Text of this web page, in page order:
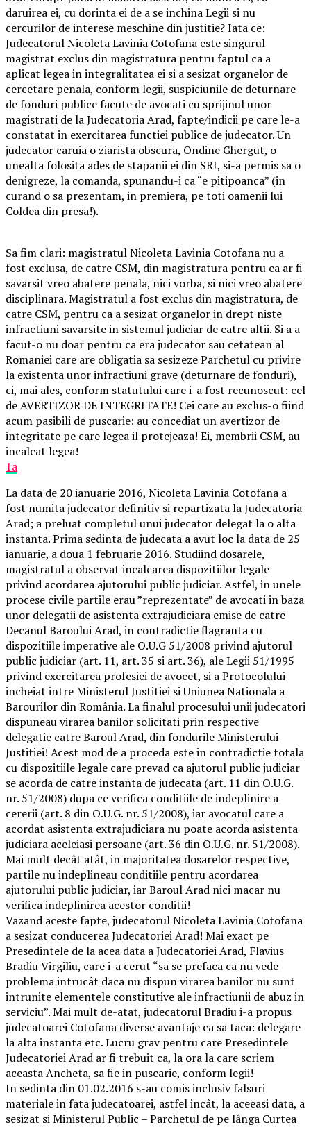
daruirea ei, cu dorinta ei de a se inchina Legii si nu
cercurilor de interese meschine din justitie? Iata ce:
Judecatorul Nicoleta Lavinia Cotofana este singurul
magistrat exclus din magistratura pentru faptul ca a
aplicat legea in integralitatea ei si a sesizat organelor de
cercetare penala, conform legii, suspiciunile de deturnare
de fonduri publice facute de avocati cu sprijinul unor
magistrati de la Judecatoria Arad, fapte/indicii pe care le-a
constatat in exercitarea functiei publice de judecator. Un
judecator caruia o ziarista obscura, Ondine Ghergut, o
unealta folosita ades de stapanii ei din SRI, si-a permis sa o
denigreze, la comanda, spunandu-i ca “e pitipoanca” (in
curand o sa prezentam, in premiera, pe toti oamenii lui
Coldea din presa!).
Sa fim clari: magistratul Nicoleta Lavinia Cotofana nu a
fost exclusa, de catre CSM, din magistratura pentru ca ar fi
savarsit vreo abatere penala, nici vorba, si nici vreo abatere
disciplinara. Magistratul a fost exclus din magistratura, de
catre CSM, pentru ca a sesizat organelor in drept niste
infractiuni savarsite in sistemul judiciar de catre altii. Si a a
facut-o nu doar pentru ca era judecator sau cetatean al
Romaniei care are obligatia sa sesizeze Parchetul cu privire
la existenta unor infractiuni grave (deturnare de fonduri),
ci, mai ales, conform statutului care i-a fost recunoscut: cel
de AVERTIZOR DE INTEGRITATE! Cei care au exclus-o fiind
acum pasibili de puscarie: au concediat un avertizor de
integritate pe care legea il protejeaza! Ei, membrii CSM, au
incalcat legea!
1a
La data de 20 ianuarie 2016, Nicoleta Lavinia Cotofana a
fost numita judecator definitiv si repartizata la Judecatoria
Arad; a preluat completul unui judecator delegat la o alta
instanta. Prima sedinta de judecata a avut loc la data de 25
ianuarie, a doua 1 februarie 2016. Studiind dosarele,
magistratul a observat incalcarea dispozitiilor legale
privind acordarea ajutorului public judiciar. Astfel, in unele
procese civile partile erau ”reprezentate” de avocati in baza
unor delegatii de asistenta extrajudiciara emise de catre
Decanul Baroului Arad, in contradictie flagranta cu
dispozitiile imperative ale O.U.G 51/2008 privind ajutorul
public judiciar (art. 11, art. 35 si art. 36), ale Legii 51/1995
privind exercitarea profesiei de avocet, si a Protocolului
incheiat intre Ministerul Justitiei si Uniunea Nationala a
Barourilor din România. La finalul procesului unii judecatori
dispuneau virarea banilor solicitati prin respective
delegatie catre Baroul Arad, din fondurile Ministerului
Justitiei! Acest mod de a proceda este in contradictie totala
cu dispozitiile legale care prevad ca ajutorul public judiciar
se acorda de catre instanta de judecata (art. 11 din O.U.G.
nr. 51/2008) dupa ce verifica conditiile de indeplinire a
cererii (art. 8 din O.U.G. nr. 51/2008), iar avocatul care a
acordat asistenta extrajudiciara nu poate acorda asistenta
judiciara aceleiasi persoane (art. 36 din O.U.G. nr. 51/2008).
Mai mult decât atât, in majoritatea dosarelor respective,
partile nu indeplineau conditiile pentru acordarea
ajutorului public judiciar, iar Baroul Arad nici macar nu
verifica indeplinirea acestor conditii!
Vazand aceste fapte, judecatorul Nicoleta Lavinia Cotofana
a sesizat conducerea Judecatoriei Arad! Mai exact pe
Presedintele de la acea data a Judecatoriei Arad, Flavius
Bradiu Virgiliu, care i-a cerut “sa se prefaca ca nu vede
problema intrucât daca nu dispun virarea banilor nu sunt
intrunite elementele constitutive ale infractiunii de abuz in
serviciu”. Mai mult de-atat, judecatorul Bradiu i-a propus
judecatoarei Cotofana diverse avantaje ca sa taca: delegare
la alta instanta etc. Lucru grav pentru care Presedintele
Judecatoriei Arad ar fi trebuit ca, la ora la care scriem
aceasta Ancheta, sa fie in puscarie, conform legii!
In sedinta din 01.02.2016 s-au comis inclusiv falsuri
materiale in fata judecatoarei, astfel incât, la aceeasi data, a
sesizat si Ministerul Public – Parchetul de pe lânga Curtea